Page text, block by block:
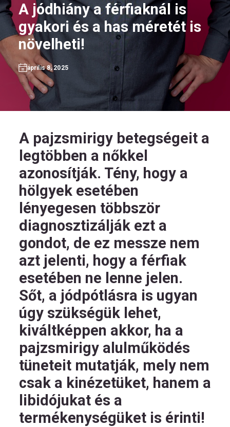
Kövess
minket!
A jódhiány a férfiaknál is
gyakori és a has méretét is
növelheti!
április 8, 2025
A pajzsmirigy betegségeit a
legtöbben a nőkkel
azonosítják. Tény, hogy a
hölgyek esetében
lényegesen többször
diagnosztizálják ezt a
gondot, de ez messze nem
azt jelenti, hogy a férfiak
esetében ne lenne jelen.
Sőt, a jódpótlásra is ugyan
úgy szükségük lehet,
kiváltképpen akkor, ha a
pajzsmirigy alulműködés
tüneteit mutatják, mely nem
csak a kinézetüket, hanem a
libidójukat és a
termékenységüket is érinti!